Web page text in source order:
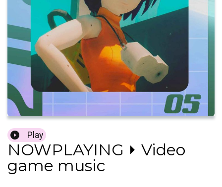
Play
NOWPLAYING ⏵ Video
game music